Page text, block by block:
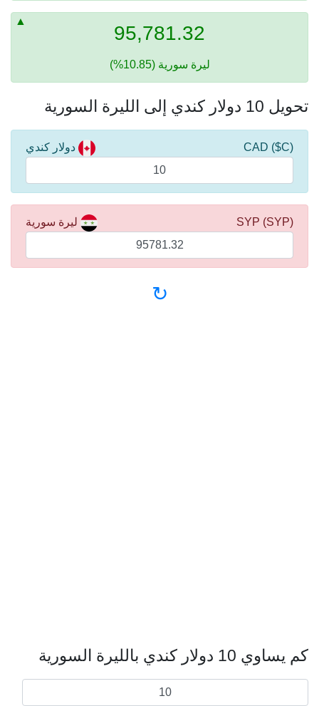
95,781.32
ليرة سورية (10.85%)
تحويل 10 دولار كندي إلى الليرة السورية
دولار كندي (C$) CAD
ليرة سورية (SYP) SYP
↻
كم يساوي 10 دولار كندي بالليرة السورية